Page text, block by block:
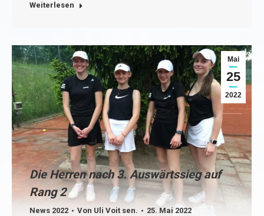
Weiterlesen
Mai
25
2022
Die Herren nach 3. Auswärtssieg auf
Rang 2
News 2022 Von Uli Voit sen. 25. Mai 2022